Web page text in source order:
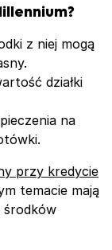
z niej mogą
działki
na
przy kredycie
temacie mają
środków